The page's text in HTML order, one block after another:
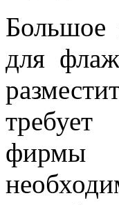
Большое
для
фирмы